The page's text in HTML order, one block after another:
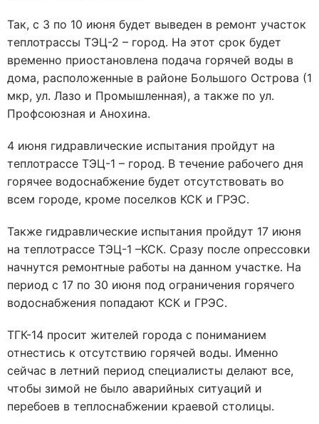
Так, с 3 по 10 июня будет выведен в ремонт участок
теплотрассы ТЭЦ-2 – город. На этот срок будет
временно приостановлена подача горячей воды в
дома, расположенные в районе Большого Острова (1
мкр, ул. Лазо и Промышленная), а также по ул.
Профсоюзная и Анохина.
4 июня гидравлические испытания пройдут на
теплотрассе ТЭЦ-1 – город. В течение рабочего дня
горячее водоснабжение будет отсутствовать во
всем городе, кроме поселков КСК и ГРЭС.
Также гидравлические испытания пройдут 17 июня
на теплотрассе ТЭЦ-1 –КСК. Сразу после опрессовки
начнутся ремонтные работы на данном участке. На
период с 17 по 30 июня под ограничения горячего
водоснабжения попадают КСК и ГРЭС.
ТГК-14 просит жителей города с пониманием
отнестись к отсутствию горячей воды. Именно
сейчас в летний период специалисты делают все,
чтобы зимой не было аварийных ситуаций и
перебоев в теплоснабжении краевой столицы.